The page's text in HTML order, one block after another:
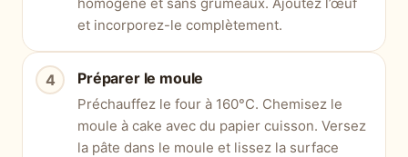
homogène et sans grumeaux. Ajoutez l’œuf
et incorporez-le complètement.
Préparer le moule
Préchauffez le four à 160°C. Chemisez le
moule à cake avec du papier cuisson. Versez
la pâte dans le moule et lissez la surface